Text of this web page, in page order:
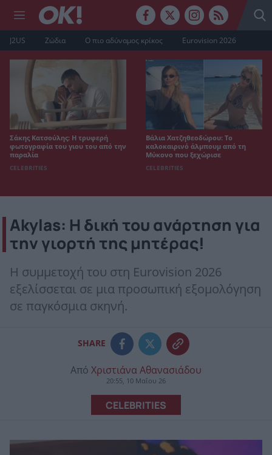
J2US Ζώδια Ο πιο αδύναμος κρίκος Eurovision 2026
Σάκης Κατσούλης: Η τρυφερή
φωτογραφία του γιου του από την
παραλία
CELEBRITIES
Βάλια Χατζηθεοδώρου: Το
καλοκαιρινό άλμπουμ από τη
Μύκονο που ξεχώρισε
CELEBRITIES
Akylas: Η δική του ανάρτηση για
την γιορτή της μητέρας!
Η συμμετοχή του στη Eurovision 2026
εξελίσσεται σε μια προσωπική εξομολόγηση
σε παγκόσμια σκηνή.
SHARE
Από Χριστιάνα Αθανασιάδου
20:55, 10 Μαΐου 26
CELEBRITIES